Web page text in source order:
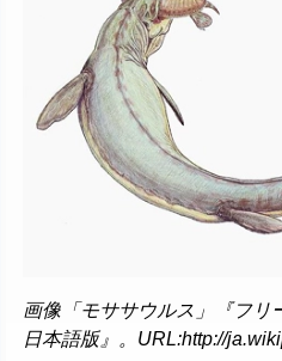
画像「モササウルス」『フリ
日本語版』。URL:http://